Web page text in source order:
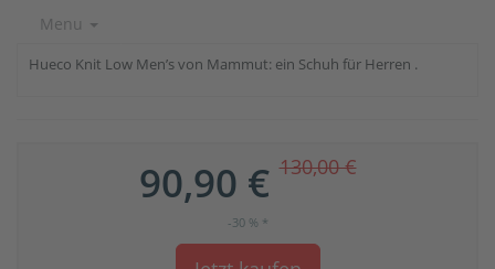
Menu
Hueco Knit Low Men’s von Mammut: ein Schuh für Herren .
90,90 €130,00 €
-30 % *